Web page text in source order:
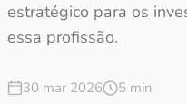
estratégico para os
essa profissão.
30 mar 2026 5 min